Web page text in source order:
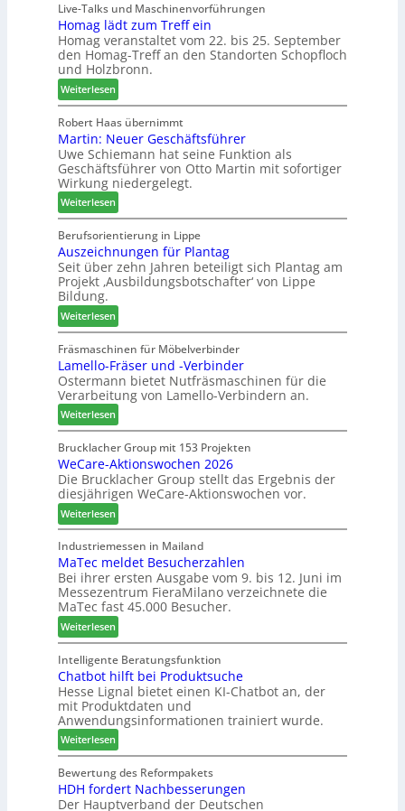
l
l
e
n
a
u
e
f
ü
r
W
e
m
h
ö
n
e
r
c
h
e
n
s
t
a
u
r
a
u
m
-
S
o
r
t
i
m
e
n
t
Live-Talks und Maschinenvorführungen
Homag lädt zum Treff ein
Homag veranstaltet vom 22. bis 25. September
den Homag-Treff an den Standorten Schopfloch
und Holzbronn.
Weiterlesen:
H
o
m
a
g
l
ä
d
t
z
u
m
r
e
f
f
e
i
n
Robert Haas übernimmt
Martin: Neuer Geschäftsführer
Uwe Schiemann hat seine Funktion als
Geschäftsführer von Otto Martin mit sofortiger
Wirkung niedergelegt.
Weiterlesen:
M
a
r
t
i
:
N
e
u
e
r
G
e
s
c
h
ä
t
s
f
ü
h
r
r
Berufsorientierung in Lippe
Auszeichnungen für Plantag
Seit über zehn Jahren beteiligt sich Plantag am
Projekt ‚Ausbildungsbotschafter‘ von Lippe
Bildung.
Weiterlesen:
A
u
s
z
e
c
h
n
u
n
e
n
f
ü
r
P
a
n
t
a
g
Fräsmaschinen für Möbelverbinder
Lamello-Fräser und -Verbinder
Ostermann bietet Nutfräsmaschinen für die
Verarbeitung von Lamello-Verbindern an.
Weiterlesen:
L
a
m
e
l
o
-
F
r
ä
s
e
r
u
n
d
-
V
e
r
b
i
n
Brucklacher Group mit 153 Projekten
WeCare-Aktionswochen 2026
Die Brucklacher Group stellt das Ergebnis der
diesjährigen WeCare-Aktionswochen vor.
Weiterlesen:
W
e
C
a
r
e
-
A
k
t
i
o
n
s
w
o
c
h
Industriemessen in Mailand
MaTec meldet Besucherzahlen
Bei ihrer ersten Ausgabe vom 9. bis 12. Juni im
Messezentrum FieraMilano verzeichnete die
MaTec fast 45.000 Besucher.
Weiterlesen:
M
a
T
e
c
m
e
l
d
e
t
Intelligente Beratungsfunktion
Chatbot hilft bei Produktsuche
Hesse Lignal bietet einen KI-Chatbot an, der
mit Produktdaten und
Anwendungsinformationen trainiert wurde.
Weiterlesen:
C
h
a
t
Bewertung des Reformpakets
HDH fordert Nachbesserungen
Der Hauptverband der Deutschen